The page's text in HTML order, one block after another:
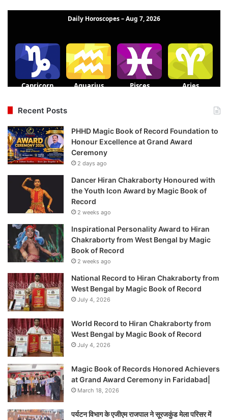
Recent Posts
PHHD Magic Book of Record Foundation to
Honour Excellence at Grand Award
Ceremony
2 days ago
Dancer Hiran Chakraborty Honoured with
the Youth Icon Award by Magic Book of
Record
2 weeks ago
Inspirational Personality Award to Hiran
Chakraborty from West Bengal by Magic
Book of Record
2 weeks ago
National Record to Hiran Chakraborty from
West Bengal by Magic Book of Record
July 4, 2026
World Record to Hiran Chakraborty from
West Bengal by Magic Book of Record
July 4, 2026
Magic Book of Records Honored Achievers
at Grand Award Ceremony in Faridabad|
March 18, 2026
पर्यटन विभाग के एजीएम राजपाल ने सूरजकुंड मेला परिसर में